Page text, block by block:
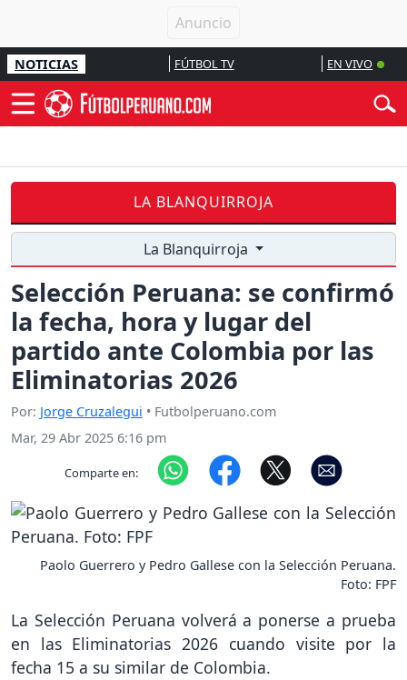
NOTICIAS FÚTBOL TV EN VIVO
LA BLANQUIRROJA
La Blanquirroja
Selección Peruana: se confirmó
la fecha, hora y lugar del
partido ante Colombia por las
Eliminatorias 2026
Por: Jorge Cruzalegui • Futbolperuano.com
Mar, 29 Abr 2025 6:16 pm
Comparte en:
Paolo Guerrero y Pedro Gallese con la Selección Peruana.
Foto: FPF
La Selección Peruana volverá a ponerse a prueba
en las Eliminatorias 2026 cuando visite por la
fecha 15 a su similar de Colombia.